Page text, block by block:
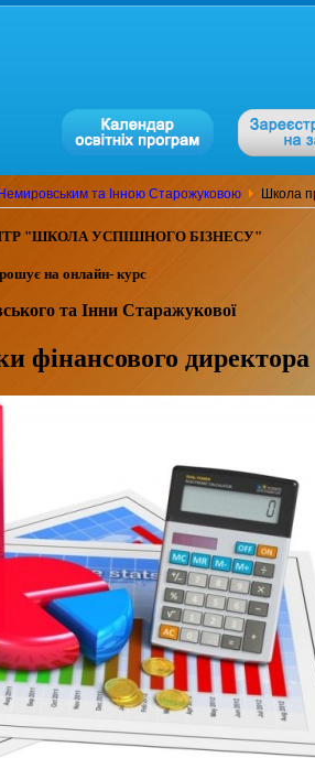
Немировським та Інною Старожуковою Школа
"ШКОЛА УСПIШНОГО БIЗНЕСУ"
є на онлайн- курс
та Інни Старажукової
фінансового директора